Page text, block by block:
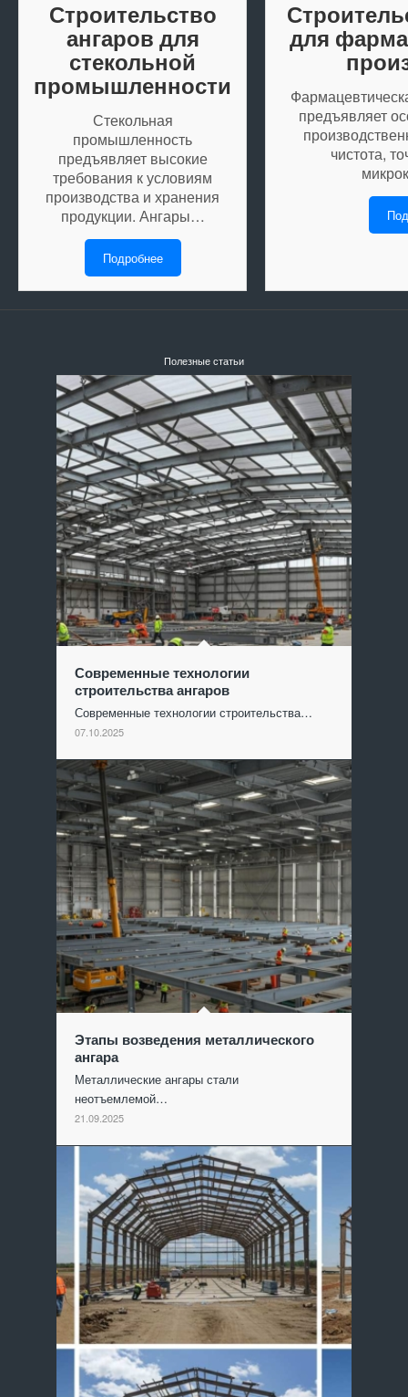
Строительство
ангаров для
стекольной
промышленности
Стекольная
промышленность
предъявляет высокие
требования к условиям
производства и хранения
продукции. Ангары…
Подробнее
для
предъявляет
чистота,
Полезные статьи
Современные технологии
строительства ангаров
Современные технологии строительства…
07.10.2025
Этапы возведения металлического
ангара
Металлические ангары стали
неотъемлемой…
21.09.2025